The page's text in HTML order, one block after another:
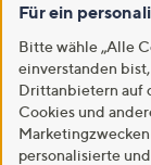
Für ein
Bitte wähle „Alle
einverstanden
Drittanbietern auf
Cookies und
personalisierte